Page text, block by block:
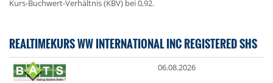
Kurs-Buchwert-Verhältnis (KBV) bei 0,92.
REALTIMEKURS WW INTERNATIONAL INC REGISTERED SHS
06.08.2026